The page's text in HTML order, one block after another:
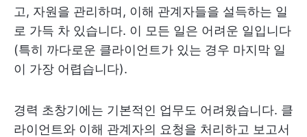
고, 자원을 관리하며, 이해 관계자들을 설득하는 일
로 가득 차 있습니다. 이 모든 일은 어려운 일입니다
(특히 까다로운 클라이언트가 있는 경우 마지막 일
이 가장 어렵습니다).
경력 초창기에는 기본적인 업무도 어려웠습니다. 클
라이언트와 이해 관계자의 요청을 처리하고 보고서